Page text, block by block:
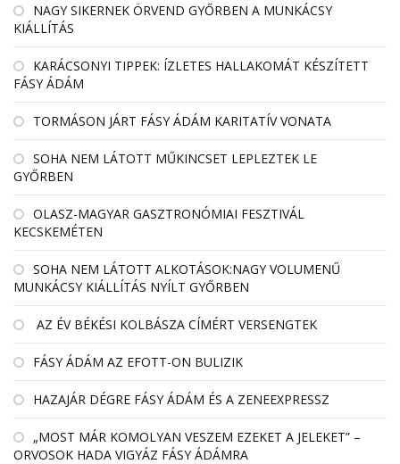
NAGY SIKERNEK ÖRVEND GYŐRBEN A MUNKÁCSY
KIÁLLÍTÁS
KARÁCSONYI TIPPEK: ÍZLETES HALLAKOMÁT KÉSZÍTETT
FÁSY ÁDÁM
TORMÁSON JÁRT FÁSY ÁDÁM KARITATÍV VONATA
SOHA NEM LÁTOTT MŰKINCSET LEPLEZTEK LE
GYŐRBEN
OLASZ-MAGYAR GASZTRONÓMIAI FESZTIVÁL
KECSKEMÉTEN
SOHA NEM LÁTOTT ALKOTÁSOK:NAGY VOLUMENŰ
MUNKÁCSY KIÁLLÍTÁS NYÍLT GYŐRBEN
AZ ÉV BÉKÉSI KOLBÁSZA CÍMÉRT VERSENGTEK
FÁSY ÁDÁM AZ EFOTT-ON BULIZIK
HAZAJÁR DÉGRE FÁSY ÁDÁM ÉS A ZENEEXPRESSZ
„MOST MÁR KOMOLYAN VESZEM EZEKET A JELEKET” –
ORVOSOK HADA VIGYÁZ FÁSY ÁDÁMRA